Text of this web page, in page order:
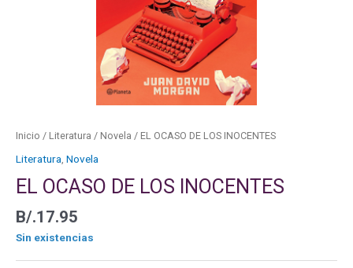
Inicio / Literatura / Novela / EL OCASO DE LOS INOCENTES
Literatura Novela
EL OCASO DE LOS INOCENTES
B/.17.95
Sin existencias